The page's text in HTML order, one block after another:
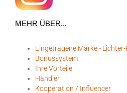
MEHR ÜBER...
Eingetragene Marke -
Bonussystem
Ihre Vorteile
Händler
Kooperation / Influencer